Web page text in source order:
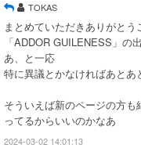
TOKAS
まとめていただきありがとう
「ADDOR GUILENESS」の
あ、と一応
特に異議とかなければあとあ
そういえば新のページの方
ってるからいいのかなあ
2024-03-02 14:01:13